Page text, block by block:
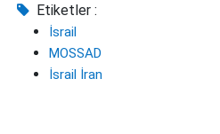
Etiketler :
İsrail
MOSSAD
İsrail İran